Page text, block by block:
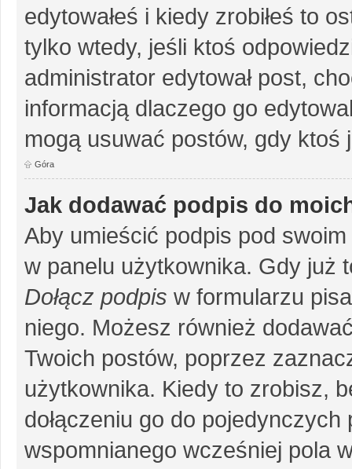
edytowałeś i kiedy zrobiłeś to
tylko wtedy, jeśli ktoś
administrator edytował post,
informacją dlaczego go
mogą usuwać postów, gdy ktoś
Góra
Jak dodawać podpis do
Aby umieścić podpis pod
w panelu użytkownika. Gdy już
Dołącz podpis w formularzu
niego. Możesz również
Twoich postów, poprzez
użytkownika. Kiedy to zrobisz,
dołączeniu go do
wspomnianego wcześniej pola